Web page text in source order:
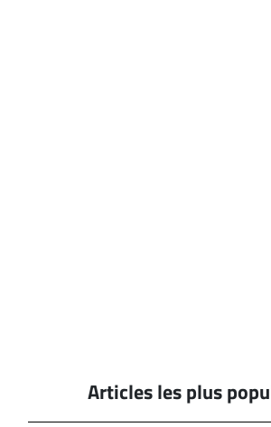
Articles les plus